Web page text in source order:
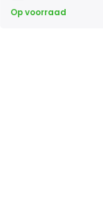
Op voorraad